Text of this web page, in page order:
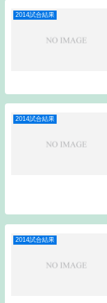
2014試合結果
2014試合結果
2014試合結果